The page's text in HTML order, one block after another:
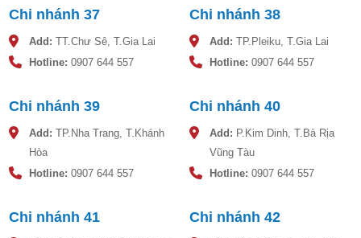
Chi nhánh 37
Add: TT.Chư Sê, T.Gia Lai
Hotline: 0907 644 557
Chi nhánh 38
Add: TP.Pleiku, T.Gia Lai
Hotline: 0907 644 557
Chi nhánh 39
Add: TP.Nha Trang, T.Khánh
Hòa
Hotline: 0907 644 557
Chi nhánh 40
Add: P.Kim Dinh, T.Bà Rịa
Vũng Tàu
Hotline: 0907 644 557
Chi nhánh 41 Chi nhánh 42